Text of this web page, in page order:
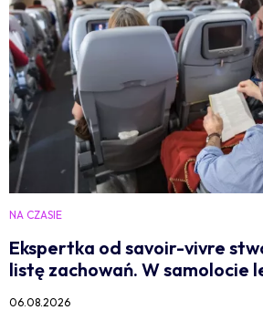
NA CZASIE
Ekspertka od savoir-vivre
listę zachowań. W samolocie
06.08.2026